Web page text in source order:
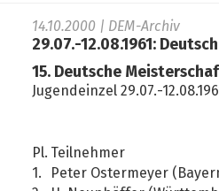
14.10.2000 | DEM-Archiv
29.07.-12.08.1961:
15. Deutsche
Jugendeinzel 29.07.-
Pl. Teilnehmer
1.
Peter Ostermeyer